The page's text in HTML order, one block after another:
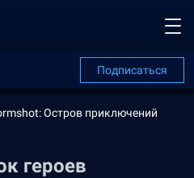
Подписаться
Остров приключений
героев